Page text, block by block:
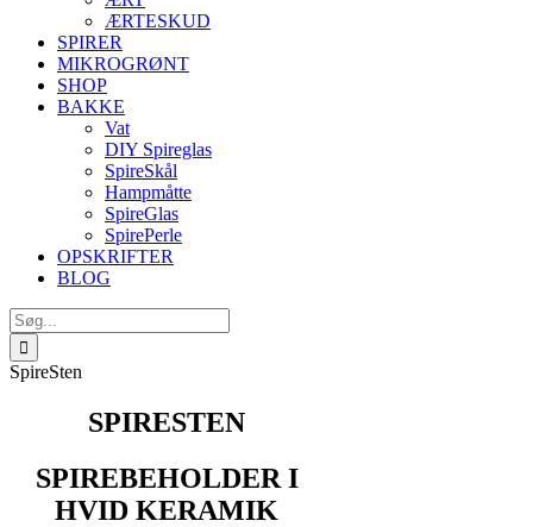
ÆRTESKUD
SPIRER
MIKROGRØNT
SHOP
BAKKE
Vat
DIY Spireglas
SpireSkål
Hampmåtte
SpireGlas
SpirePerle
OPSKRIFTER
BLOG
Søg
efter:
SpireSten
SPIRESTEN
SPIREBEHOLDER I
HVID KERAMIK